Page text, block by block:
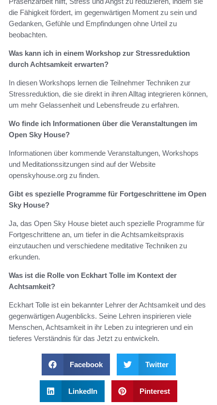
die Fähigkeit fördert, im gegenwärtigen Moment zu sein und
Gedanken, Gefühle und Empfindungen ohne Urteil zu
beobachten.
Was kann ich in einem Workshop zur Stressreduktion
durch Achtsamkeit erwarten?
In diesen Workshops lernen die Teilnehmer Techniken zur
Stressreduktion, die sie direkt in ihren Alltag integrieren können,
um mehr Gelassenheit und Lebensfreude zu erfahren.
Wo finde ich Informationen über die Veranstaltungen im
Open Sky House?
Informationen über kommende Veranstaltungen, Workshops
und Meditationssitzungen sind auf der Website
openskyhouse.org zu finden.
Gibt es spezielle Programme für Fortgeschrittene im Open
Sky House?
Ja, das Open Sky House bietet auch spezielle Programme für
Fortgeschrittene an, um tiefer in die Achtsamkeitspraxis
einzutauchen und verschiedene meditative Techniken zu
erkunden.
Was ist die Rolle von Eckhart Tolle im Kontext der
Achtsamkeit?
Eckhart Tolle ist ein bekannter Lehrer der Achtsamkeit und des
gegenwärtigen Augenblicks. Seine Lehren inspirieren viele
Menschen, Achtsamkeit in ihr Leben zu integrieren und ein
tieferes Verständnis für das Jetzt zu entwickeln.
Facebook Twitter
LinkedIn Pinterest